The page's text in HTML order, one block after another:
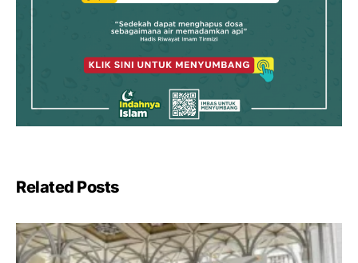
Related Posts